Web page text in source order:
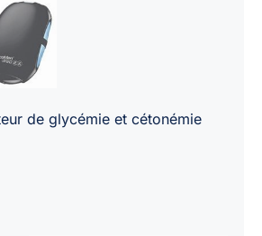
de glycémie et cétonémie